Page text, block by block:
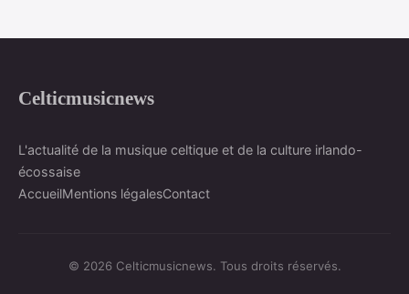
Celticmusicnews
L'actualité de la musique celtique et de la culture irlando-
écossaise
AccueilMentions légalesContact
© 2026 Celticmusicnews. Tous droits réservés.